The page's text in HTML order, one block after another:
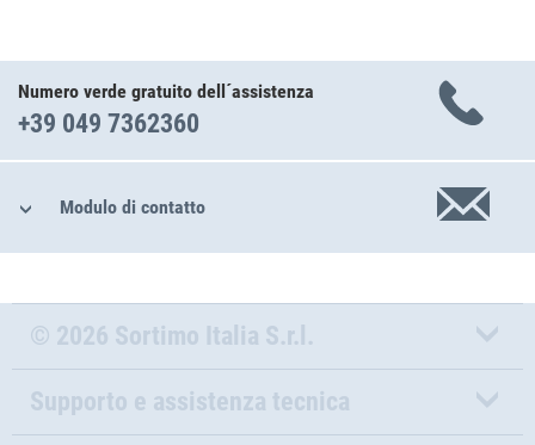
Numero verde gratuito dell´assistenza
+39 049 7362360
Modulo di contatto
© 2026 Sortimo Italia S.r.l.
Supporto e assistenza tecnica